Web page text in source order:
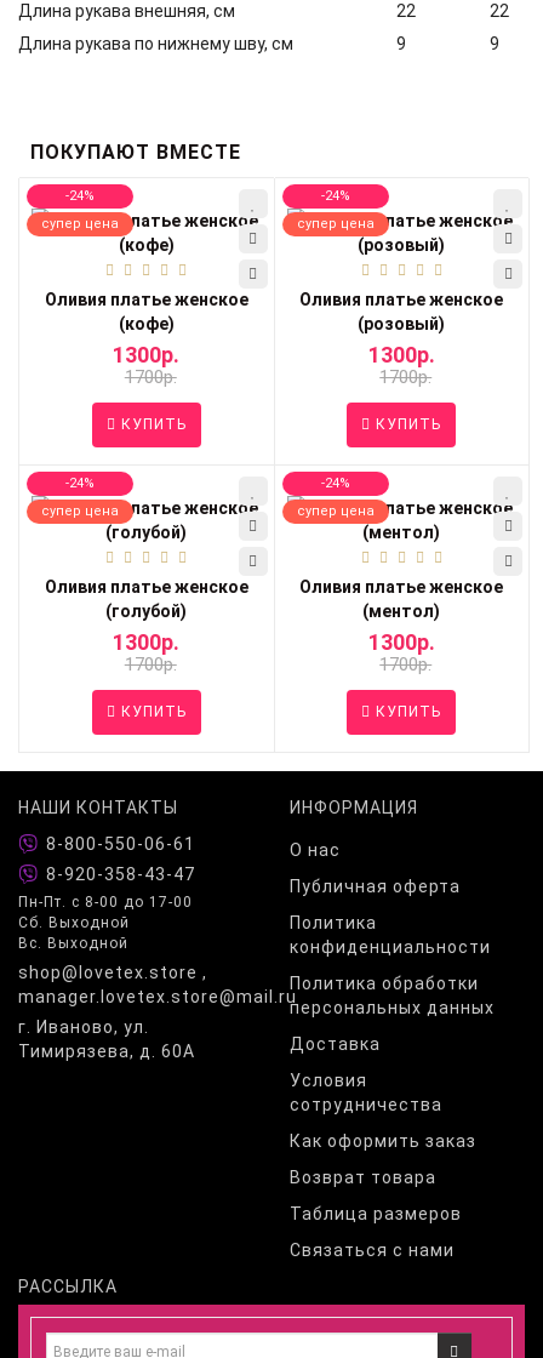
Длина рукава внешняя, см
22
22
Длина рукава по нижнему шву, см
9 9
ПОКУПАЮТ ВМЕСТЕ
-24%
супер цена
Оливия платье женское
(кофе)
1300р.
1700р.
КУПИТЬ
-24%
супер цена
Оливия платье женское
(розовый)
1300р.
1700р.
КУПИТЬ
-24%
супер цена
Оливия платье женское
(голубой)
1300р.
1700р.
КУПИТЬ
-24%
супер цена
Оливия платье женское
(ментол)
1300р.
1700р.
КУПИТЬ
НАШИ КОНТАКТЫ
8-800-550-06-61
8-920-358-43-47
Пн-Пт. с 8-00 до 17-00
Сб. Выходной
Вс. Выходной
shop@lovetex.store ,
manager.lovetex.store@mail.ru
г. Иваново, ул.
Тимирязева, д. 60А
ИНФОРМАЦИЯ
О нас
Публичная оферта
Политика
конфиденциальности
Политика обработки
персональных данных
Доставка
Условия
сотрудничества
Как оформить заказ
Возврат товара
Таблица размеров
Связаться с нами
РАССЫЛКА